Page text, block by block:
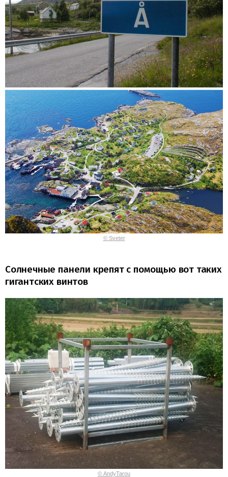
© Sveter
Солнечные панели крепят с помощью вот таких
гигантских винтов
© AndyTarou